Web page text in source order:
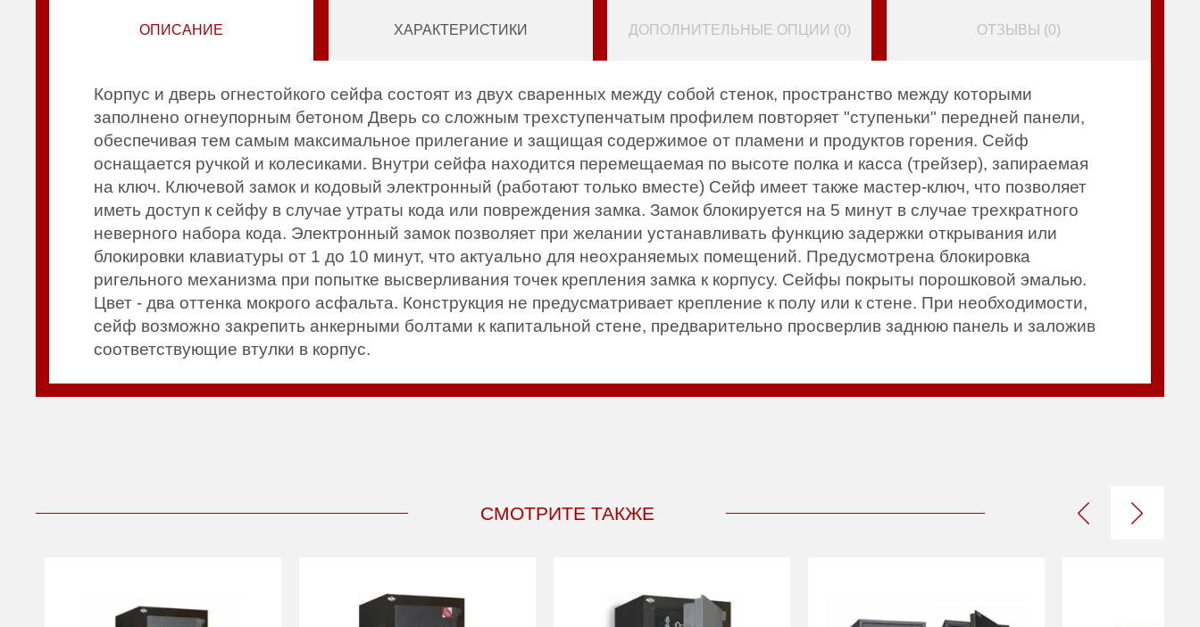
ОПИСАНИЕ ХАРАКТЕРИСТИКИ ДОПОЛНИТЕЛЬНЫЕ ОПЦИИ (0) ОТЗЫВЫ (0)
Корпус и дверь огнестойкого сейфа состоят из двух сваренных между собой стенок, пространство между которыми
заполнено огнеупорным бетоном Дверь со сложным трехступенчатым профилем повторяет "ступеньки" передней панели,
обеспечивая тем самым максимальное прилегание и защищая содержимое от пламени и продуктов горения. Сейф
оснащается ручкой и колесиками. Внутри сейфа находится перемещаемая по высоте полка и касса (трейзер), запираемая
на ключ. Ключевой замок и кодовый электронный (работают только вместе) Сейф имеет также мастер-ключ, что позволяет
иметь доступ к сейфу в случае утраты кода или повреждения замка. Замок блокируется на 5 минут в случае трехкратного
неверного набора кода. Электронный замок позволяет при желании устанавливать функцию задержки открывания или
блокировки клавиатуры от 1 до 10 минут, что актуально для неохраняемых помещений. Предусмотрена блокировка
ригельного механизма при попытке высверливания точек крепления замка к корпусу. Сейфы покрыты порошковой эмалью.
Цвет - два оттенка мокрого асфальта. Конструкция не предусматривает крепление к полу или к стене. При необходимости,
сейф возможно закрепить анкерными болтами к капитальной стене, предварительно просверлив заднюю панель и заложив
соответствующие втулки в корпус.
СМОТРИТЕ ТАКЖЕ